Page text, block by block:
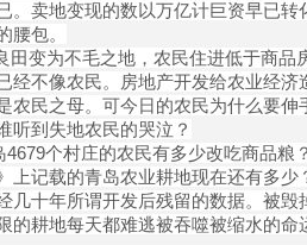
。卖地变现的数以万亿计巨资早已
腰包。
变为不毛之地，农民住进低于商品
经不像农民。房地产开发给农业经济
农民之母。可今日的农民为什么要
听到失地农民的哭泣？
个村庄的农民有多少改吃商品粮
上记载的青岛农业耕地现在还有多
几十年所谓开发后残留的数据。被毁
的耕地每天都难逃被吞噬被缩水的